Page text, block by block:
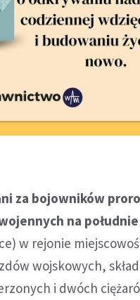
za bojowników
na
w rejonie
wojskowych,
i dwóch